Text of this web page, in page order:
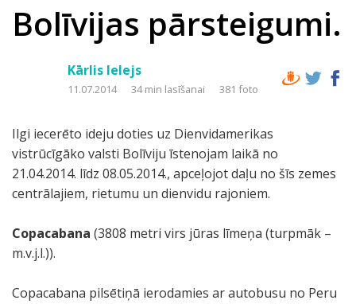
Bolīvijas pārsteigumi.
Kārlis Ielejs
11.07.2014 34 min lasīšanai 381 foto
Ilgi iecerēto ideju doties uz Dienvidamerikas
vistrūcīgāko valsti Bolīviju īstenojam laikā no
21.04.2014. līdz 08.05.2014., apceļojot daļu no šīs zemes
centrālajiem, rietumu un dienvidu rajoniem.
Copacabana (3808 metri virs jūras līmeņa (turpmāk –
m.v.j.l.)).
Copacabana pilsētiņā ierodamies ar autobusu no Peru